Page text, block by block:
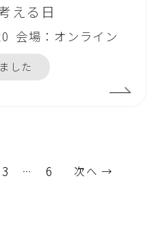
える日
会場：オンライン
した
3 … 6 次へ →